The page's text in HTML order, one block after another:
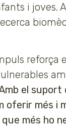
i joves.
reforça
el suport
oferir més i
més ho